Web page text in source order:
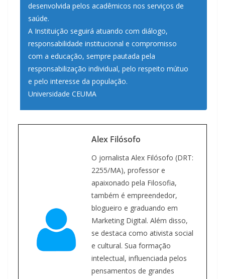
desenvolvida pelos acadêmicos nos serviços de
saúde.
A Instituição seguirá atuando com diálogo,
responsabilidade institucional e compromisso
com a educação, sempre pautada pela
responsabilização individual, pelo respeito mútuo
e pelo interesse da população.
Universidade CEUMA
Alex Filósofo
O jornalista Alex Filósofo (DRT:
2255/MA), professor e
apaixonado pela Filosofia,
também é empreendedor,
blogueiro e graduando em
Marketing Digital. Além disso,
se destaca como ativista social
e cultural. Sua formação
intelectual, influenciada pelos
pensamentos de grandes